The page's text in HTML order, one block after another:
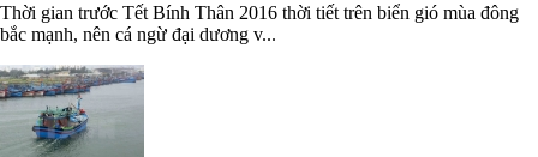
Thời gian trước Tết Bính Thân 2016 thời tiết trên biển gió mùa đông
bắc mạnh, nên cá ngừ đại dương v...